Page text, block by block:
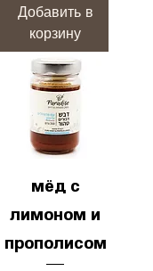
а
1
0
Г
р
а
м
м
ы
Добавить в
корзину
мёд с
лимоном и
прополисом